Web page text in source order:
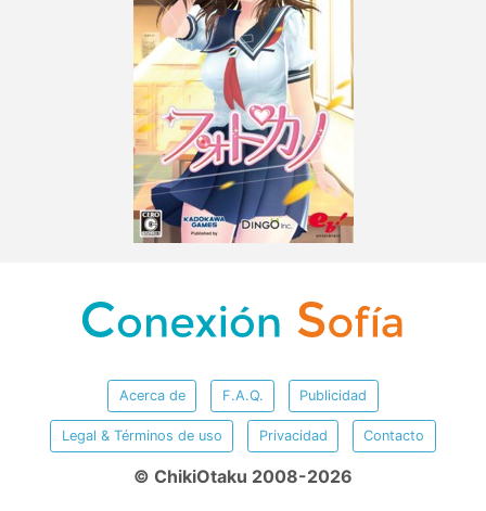
Acerca de F.A.Q. Publicidad
Legal & Términos de uso Privacidad Contacto
© ChikiOtaku 2008-2026